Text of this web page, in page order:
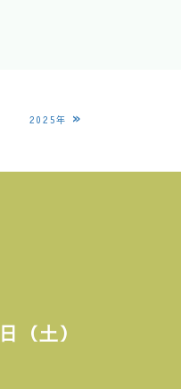
2025年 »
（土）